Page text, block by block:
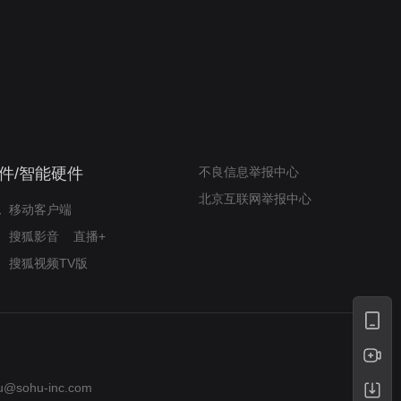
/智能硬件
移动客户端
搜狐影音
直播+
搜狐视频TV版
不良信息举报中心
北京互联网举报中心
inc.com